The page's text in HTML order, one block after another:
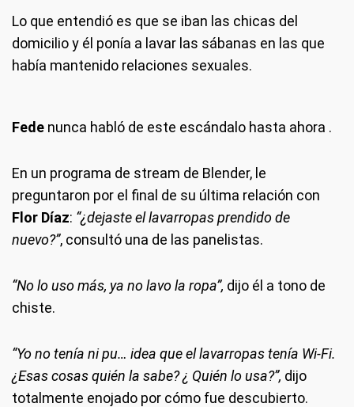
Lo que entendió es que se iban las chicas del
domicilio y él ponía a lavar las sábanas en las que
había mantenido relaciones sexuales.
Fede nunca habló de este escándalo hasta ahora .
En un programa de stream de Blender, le
preguntaron por el final de su última relación con
Flor Díaz: “¿dejaste el lavarropas prendido de
nuevo?”, consultó una de las panelistas.
“No lo uso más, ya no lavo la ropa”, dijo él a tono de
chiste.
“Yo no tenía ni pu… idea que el lavarropas tenía Wi-Fi.
¿Esas cosas quién la sabe? ¿ Quién lo usa?”, dijo
totalmente enojado por cómo fue descubierto.